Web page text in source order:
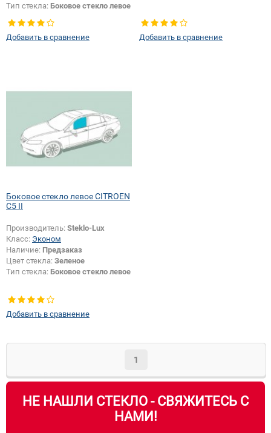
Тип стекла: Боковое стекло левое
Добавить в сравнение Добавить в сравнение
Боковое стекло левое CITROEN
C5 II
Производитель: Steklo-Lux
Класс: Эконом
Наличие: Предзаказ
Цвет стекла: Зеленое
Тип стекла: Боковое стекло левое
Добавить в сравнение
1
НЕ НАШЛИ СТЕКЛО - СВЯЖИТЕСЬ С
НАМИ!